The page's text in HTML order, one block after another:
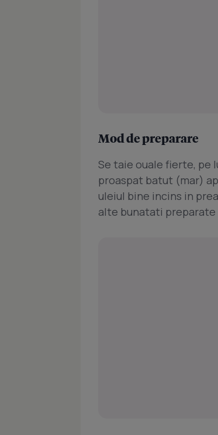
Mod de preparare
Se taie ouale fierte, pe
proaspat batut (mar)
uleiul bine incins in
alte bunatati preparate